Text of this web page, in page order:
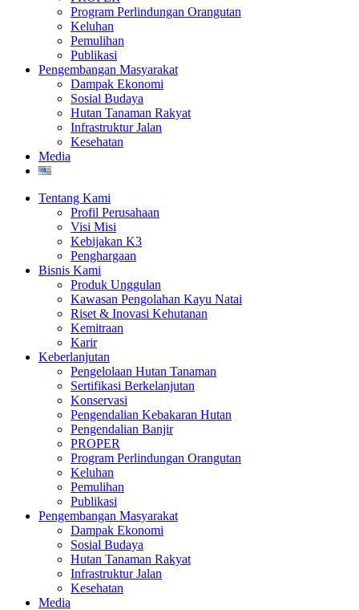
Program Perlindungan Orangutan
Keluhan
Pemulihan
Publikasi
Pengembangan Masyarakat
Dampak Ekonomi
Sosial Budaya
Hutan Tanaman Rakyat
Infrastruktur Jalan
Kesehatan
Media
Tentang Kami
Profil Perusahaan
Visi Misi
Kebijakan K3
Penghargaan
Bisnis Kami
Produk Unggulan
Kawasan Pengolahan Kayu Natai
Riset & Inovasi Kehutanan
Kemitraan
Karir
Keberlanjutan
Pengelolaan Hutan Tanaman
Sertifikasi Berkelanjutan
Konservasi
Pengendalian Kebakaran Hutan
Pengendalian Banjir
PROPER
Program Perlindungan Orangutan
Keluhan
Pemulihan
Publikasi
Pengembangan Masyarakat
Dampak Ekonomi
Sosial Budaya
Hutan Tanaman Rakyat
Infrastruktur Jalan
Kesehatan
Media